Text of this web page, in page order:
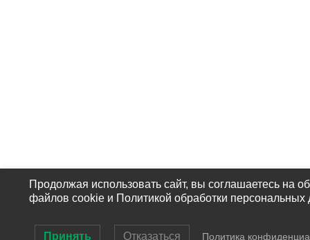
Продолжая использовать сайт, вы соглашаетесь на
файлов cookie и Политикой обработки персональных
Принять Отказаться Политика